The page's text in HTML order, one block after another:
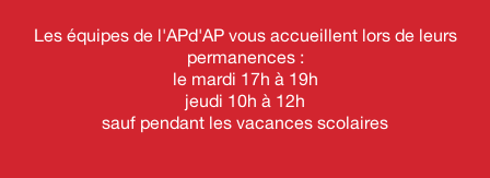
Les équipes de l'APd'AP vous accueillent lors de leurs
permanences :
le mardi 17h à 19h
jeudi 10h à 12h
sauf pendant les vacances scolaires